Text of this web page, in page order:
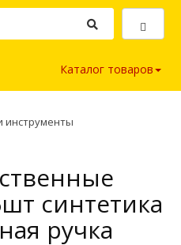
Каталог товаров
инструменты
синтетика
ручка